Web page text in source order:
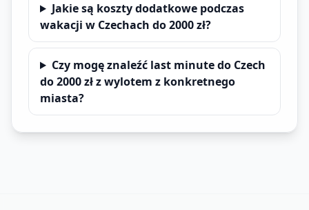
Jakie są koszty dodatkowe podczas
wakacji w Czechach do 2000 zł?
Czy mogę znaleźć last minute do Czech
do 2000 zł z wylotem z konkretnego
miasta?